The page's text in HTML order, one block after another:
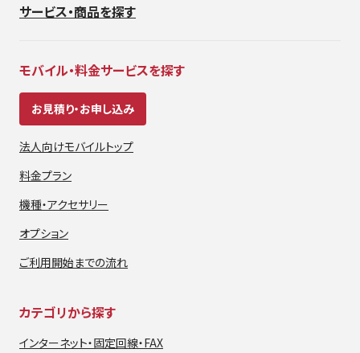
サービス・商品を探す
モバイル・料金サービスを探す
お見積り・お申し込み
法人向けモバイルトップ
料金プラン
機種・アクセサリー
オプション
ご利用開始までの流れ
カテゴリから探す
インターネット・固定回線・FAX